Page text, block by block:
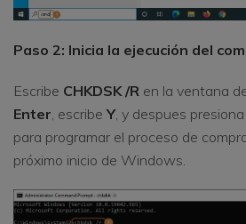
Paso 2: Inicia la ejecución del
Escribe CHKDSK /R en la ventana
Enter, escribeY, y despues presiona
para programar el proceso de
próximo inicio de Windows.